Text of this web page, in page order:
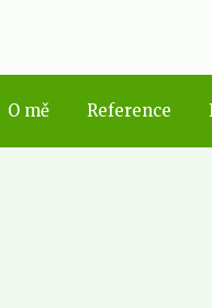
O mě Reference